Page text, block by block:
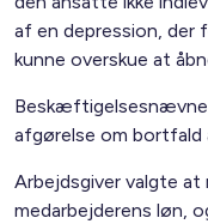
af en depression, der
kunne overskue at
afgørelse om bortfald
Arbejdsgiver valgte at
medarbejderens løn,